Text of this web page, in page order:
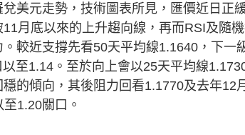
元走勢，技術圖表所見，匯價近日正
11月底以來的上升趨向線，再而RSI及隨
。較近支撐先看50天平均線1.1640，下
以至1.14。至於向上會以25天平均線
穩的傾向，其後阻力回看1.1770及去年
1.20關口。